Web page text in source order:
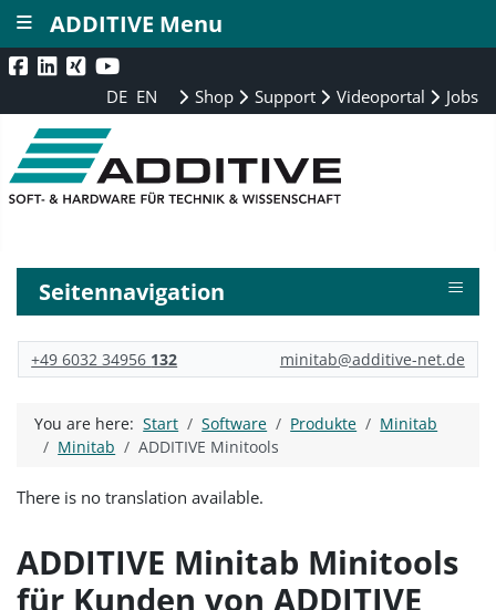
DE EN Shop Support Videoportal Jobs
Seitennavigation ≡
+49 6032 34956 132 minitab@additive-net.de
You are here:Start Software Produkte
Minitab
Minitab
ADDITIVE Minitools
There is no translation available.
ADDITIVE Minitab Minitools
für Kunden von ADDITIVE
ADDITIVE Menu
≡